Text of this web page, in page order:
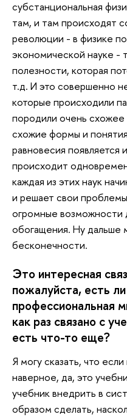
субстанциональная
там, и там происходят
революции - в физике
экономической науке -
полезности, которая
т.д. И это совершенно
которые происходили
породили очень
схожие формы и
равновесия появляется
происходит
каждая из этих наук
и решает свои
огромные возможности
обогащения. Ну дальше
бесконечности.
Это интересная
пожалуйста, есть
профессиональная
как раз связано с
есть что-то еще?
Я могу сказать, что
наверное, да, это
учебник внедрить в
образом сделать,